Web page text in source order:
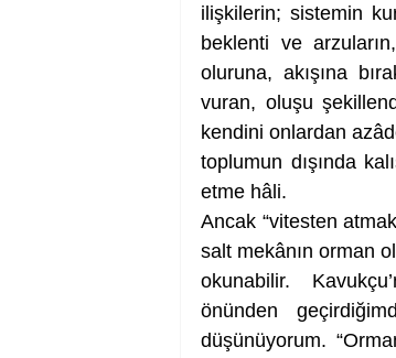
ilişkilerin; sistemin
beklenti ve
oluruna, akışına
vuran, oluşu
kendini onlardan
toplumun dışında
etme hâli.
Ancak “vitesten
salt mekânın orman
okunabilir.
önünden
düşünüyorum.